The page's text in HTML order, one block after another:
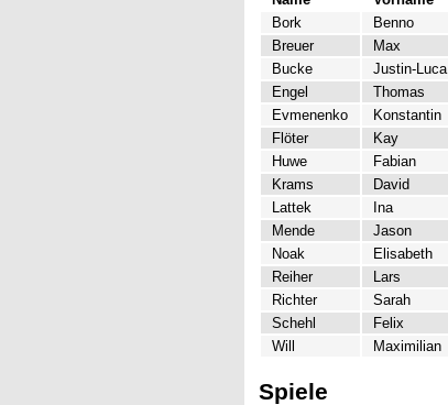
Bork
Benno
Breuer
Max
Bucke
Justin-Luca
Engel
Thomas
Evmenenko
Konstantin
Flöter
Kay
Huwe
Fabian
Krams
David
Lattek
Ina
Mende
Jason
Noak
Elisabeth
Reiher
Lars
Richter
Sarah
Schehl
Felix
Will
Maximilian
Spiele